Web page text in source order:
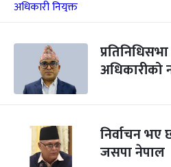
अधिकारीको
निर्वाचन
जसपा नेपाल